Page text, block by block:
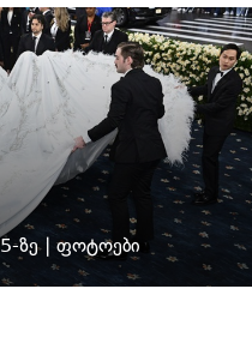
ზე | ფოტოები